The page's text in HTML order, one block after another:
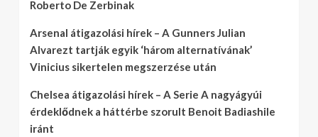
Roberto De Zerbinak
Arsenal átigazolási hírek – A Gunners Julian
Alvarezt tartják egyik ‘három alternatívának’
Vinicius sikertelen megszerzése után
Chelsea átigazolási hírek – A Serie A nagyágyúi
érdeklődnek a háttérbe szorult Benoit Badiashile
iránt